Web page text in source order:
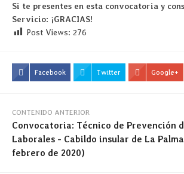
Si te presentes en esta convocatoria y
Servicio: ¡GRACIAS!
Post Views: 276
Facebook Twitter Google+
CONTENIDO ANTERIOR
Convocatoria: Técnico de Prevención
Laborales - Cabildo insular de La
febrero de 2020)